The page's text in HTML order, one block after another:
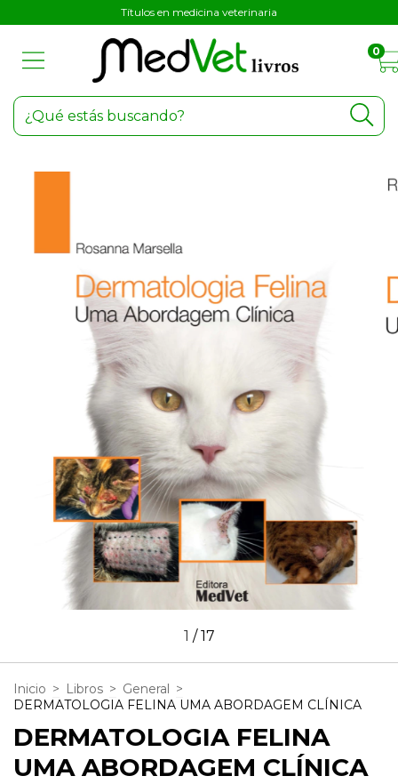
Títulos en medicina veterinaria
0
1 /17
Inicio > Libros > General
>
DERMATOLOGIA FELINA UMA ABORDAGEM CLÍNICA
DERMATOLOGIA FELINA
UMA ABORDAGEM CLÍNICA